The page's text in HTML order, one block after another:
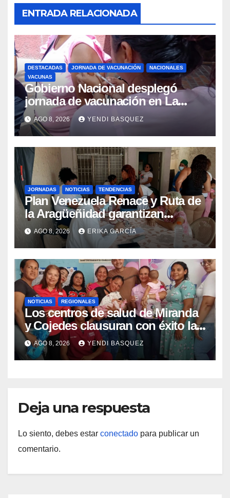
ENTRADA RELACIONADA
DESTACADAS JORNADA DE VACUNACIÓN
NACIONALES
VACUNAS
Gobierno Nacional desplegó
jornada de vacunación en La
Guaira para garantizar protección
epidemiológica
AGO 8, 2026 YENDI BASQUEZ
JORNADAS NOTICIAS TENDENCIAS
Plan Venezuela Renace y Ruta de
la Aragüeñidad garantizan
atención médica integral en
Aragua
AGO 8, 2026 ERIKA GARCÍA
NOTICIAS REGIONALES
Los centros de salud de Miranda
y Cojedes clausuran con éxito la
Semana Mundial de la Lactancia
Materna
AGO 8, 2026 YENDI BASQUEZ
Deja una respuesta
Lo siento, debes estar conectado para publicar un
comentario.